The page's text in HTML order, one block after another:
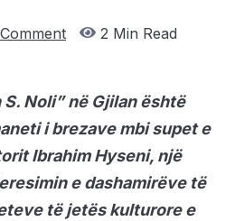
2 Min Read
Noli” në Gjilan është
i brezave mbi supet e
Ibrahim Hyseni, një
e dashamirëve të
të jetës kulturore e